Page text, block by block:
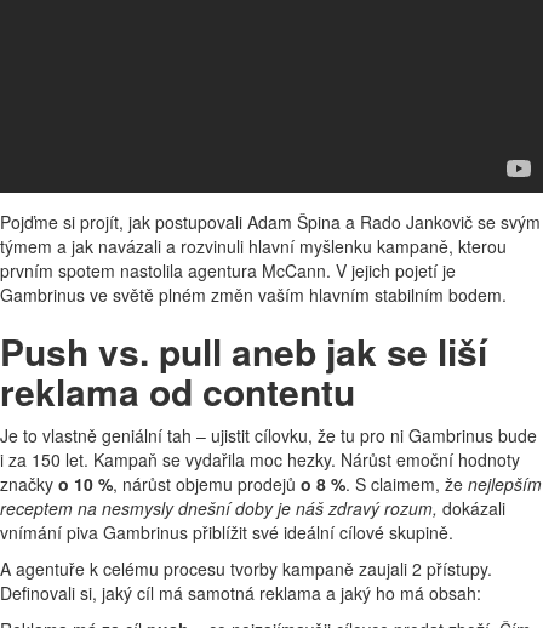
Pojďme si projít, jak postupovali Adam Špina a Rado Jankovič se svým
týmem a jak navázali a rozvinuli hlavní myšlenku kampaně, kterou
prvním spotem nastolila agentura McCann. V jejich pojetí je
Gambrinus ve světě plném změn vaším hlavním stabilním bodem.
Push vs. pull aneb jak se liší
reklama od contentu
Je to vlastně geniální tah – ujistit cílovku, že tu pro ni Gambrinus bude
i za 150 let. Kampaň se vydařila moc hezky. Nárůst emoční hodnoty
značky o 10 %, nárůst objemu prodejů o 8 %. S claimem, že nejlepším
receptem na nesmysly dnešní doby je náš zdravý rozum, dokázali
vnímání piva Gambrinus přiblížit své ideální cílové skupině.
A agentuře k celému procesu tvorby kampaně zaujali 2 přístupy.
Definovali si, jaký cíl má samotná reklama a jaký ho má obsah: